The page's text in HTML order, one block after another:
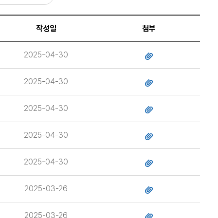
작성일 첨부
2025-04-30
2025-04-30
2025-04-30
2025-04-30
2025-04-30
2025-03-26
2025-03-26